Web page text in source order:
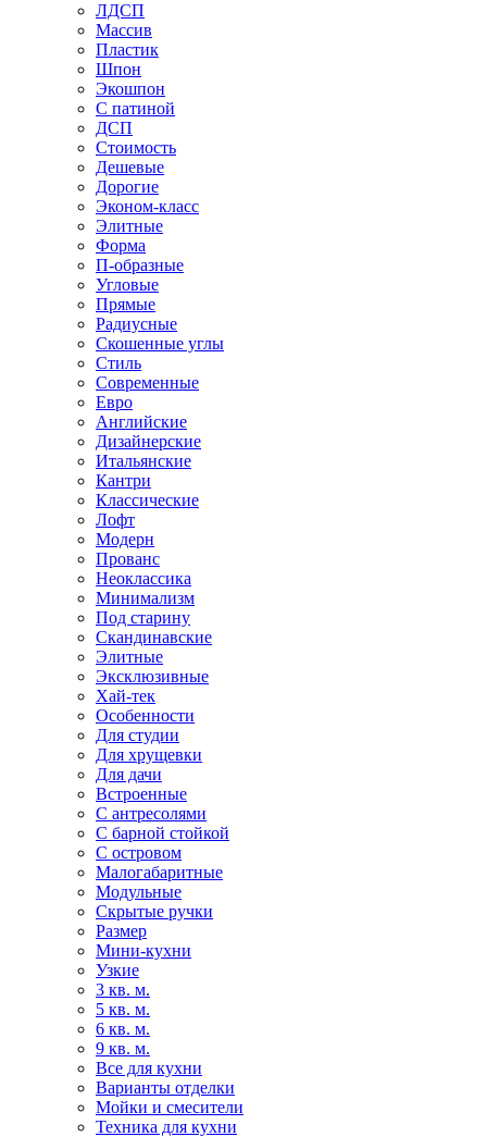
ЛДСП
Массив
Пластик
Шпон
Экошпон
С патиной
ДСП
Стоимость
Дешевые
Дорогие
Эконом-класс
Элитные
Форма
П-образные
Угловые
Прямые
Радиусные
Скошенные углы
Стиль
Современные
Евро
Английские
Дизайнерские
Итальянские
Кантри
Классические
Лофт
Модерн
Прованс
Неоклассика
Минимализм
Под старину
Скандинавские
Элитные
Эксклюзивные
Хай-тек
Особенности
Для студии
Для хрущевки
Для дачи
Встроенные
С антресолями
С барной стойкой
С островом
Малогабаритные
Модульные
Скрытые ручки
Размер
Мини-кухни
Узкие
3 кв. м.
5 кв. м.
6 кв. м.
9 кв. м.
Все для кухни
Варианты отделки
Мойки и смесители
Техника для кухни